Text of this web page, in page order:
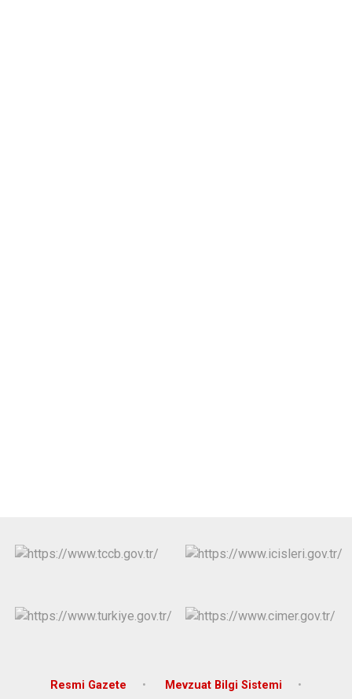
Resmi Gazete Mevzuat Bilgi Sistemi